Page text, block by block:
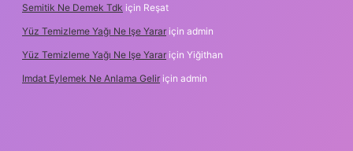
Semitik Ne Demek Tdk için Reşat
Yüz Temizleme Yağı Ne Işe Yarar için admin
Yüz Temizleme Yağı Ne Işe Yarar için Yiğithan
Imdat Eylemek Ne Anlama Gelir için admin